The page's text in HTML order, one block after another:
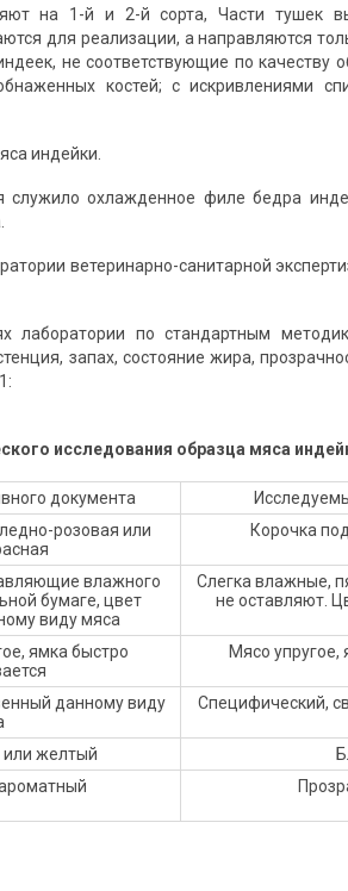
на 1-й и 2-й сорта, Части тушек
для реализации, а направляются
не соответствующие по качеству
костей; с искривлениями
индейки.
охлажденное филе бедра
ветеринарно-санитарной
лаборатории по стандартным
запах, состояние жира,
исследования образца мяса
документа
розовая или
Корочка
влажного
бумаге, цвет
виду мяса
Слегка влажные,
не оставляют.
ямка быстро
Мясо
данному виду
Специфический,
желтый